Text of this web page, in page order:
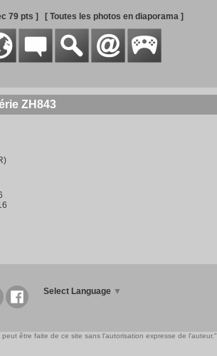
79 pts ] [ Toutes les photos en diaporama ]
ZH843
Select Language ▼
être faite de ce site sans l'autorisation expresse de l'auteur."